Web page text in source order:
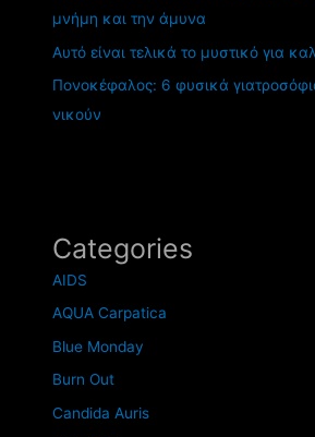
μνήμη και την άμυνα
Αυτό είναι τελικά το μυστικό για
Πονοκέφαλος: 6 φυσικά
νικούν
Categories
AIDS
AQUA Carpatica
Blue Monday
Burn Out
Candida Auris